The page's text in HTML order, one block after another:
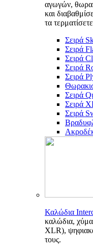
αγωγών,
και
τα
Σειρά
Σειρά
Σειρά
Σειρά
Σειρά
Σειρά
Σειρά
Σειρά
Καλώδια
καλώδια,
XLR),
τους.